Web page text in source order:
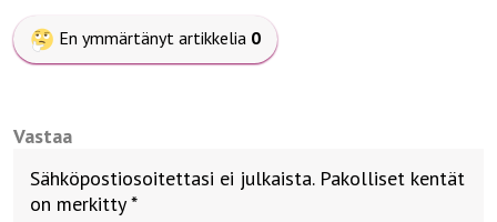
En ymmärtänyt artikkelia 0
Vastaa
Sähköpostiosoitettasi ei julkaista. Pakolliset kentät
on merkitty*